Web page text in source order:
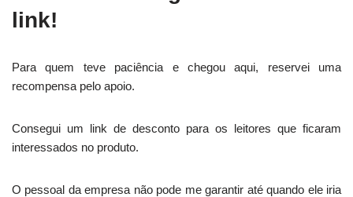
link!
Para quem teve paciência e chegou aqui, reservei uma
recompensa pelo apoio.
Consegui um link de desconto para os leitores que ficaram
interessados no produto.
O pessoal da empresa não pode me garantir até quando ele iria